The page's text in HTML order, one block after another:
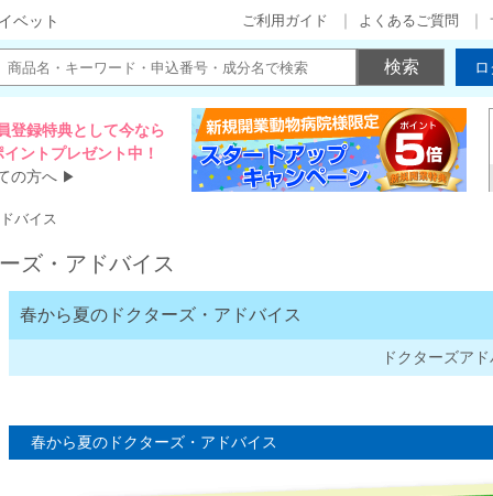
ベット ご利用ガイド よくあるご質問
登録特典として今なら
ントプレゼント中！
の方へ ▶
バイス
ズ・アドバイス
春から夏のドクターズ・アドバイス
ドクターズア
春から夏のドクターズ・アドバイス